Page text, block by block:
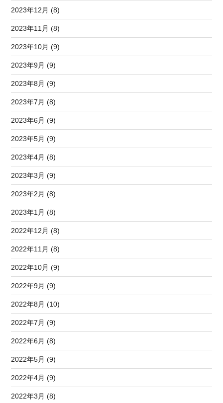
2023年12月 (8)
2023年11月 (8)
2023年10月 (9)
2023年9月 (9)
2023年8月 (9)
2023年7月 (8)
2023年6月 (9)
2023年5月 (9)
2023年4月 (8)
2023年3月 (9)
2023年2月 (8)
2023年1月 (8)
2022年12月 (8)
2022年11月 (8)
2022年10月 (9)
2022年9月 (9)
2022年8月 (10)
2022年7月 (9)
2022年6月 (8)
2022年5月 (9)
2022年4月 (9)
2022年3月 (8)